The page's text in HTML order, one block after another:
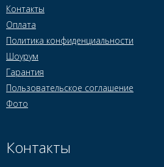
Контакты
Оплата
Политика конфиденциальности
Шоурум
Гарантия
Пользовательское соглашение
Фото
Контакты